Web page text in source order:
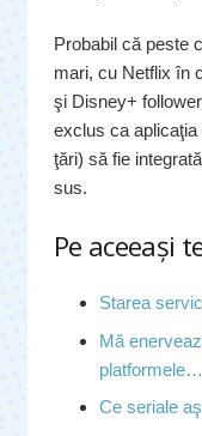
Probabil că peste
mari, cu Netflix în
şi Disney+
exclus ca
ţări) să fie
sus.
Pe aceeaşi
Starea
Mă
platformele…
Ce seriale